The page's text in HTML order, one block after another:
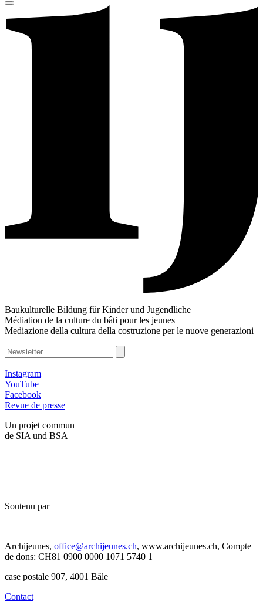
Baukulturelle Bildung für Kinder und Jugendliche
Médiation de la culture du bâti pour les jeunes
Mediazione della cultura della costruzione per le nuove generazioni
Instagram
YouTube
Facebook
Revue de presse
Un projet commun
de SIA und BSA
Soutenu par
Archijeunes, office@archijeunes.ch, www.archijeunes.ch, Compte
de dons: CH81 0900 0000 1071 5740 1
case postale 907, 4001 Bâle
Contact